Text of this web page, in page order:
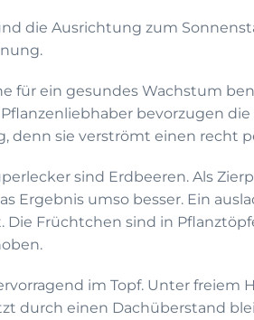
die Ausrichtung zum
für ein gesundes Wachstum
bevorzugen
denn sie verströmt einen recht
sind Erdbeeren. Als
Ergebnis umso besser. Ein
Die Früchtchen sind in
im Topf. Unter freiem
durch einen Dachüberstand